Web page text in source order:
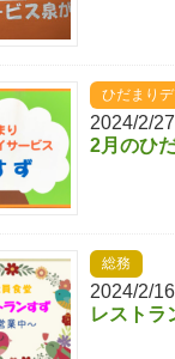
ひだまり
2024/2/27
2月のひ
総務
2024/2/16
レストラ